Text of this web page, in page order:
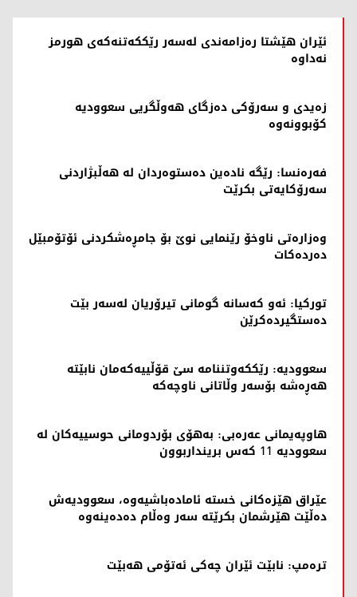
ئێران هێشتا رەزامەندی لەسەر رێککەتنەکەی هورمز
نەداوە
زەیدی و سەرۆکی دەزگای هەوڵگریی سعوودیە
کۆبوونەوە
فەرەنسا: رێگە نادەین دەستوەردان لە هەڵبژاردنی
سەرۆکایەتی بکرێت
وەزارەتی ناوخۆ رێنمایی نوێ بۆ جامڕەشکردنی ئۆتۆمبێل
دەردەکات
تورکیا: ئەو کەسانە گومانی تیرۆریان لەسەر بێت
دەستگیردەکرێن
سعوودیە: رێککەوتننامە سێ قۆڵییەکەمان نابێتە
هەڕەشە بۆسەر وڵاتانی ناوچەکە
هاوپەیمانی عەرەبی: بەهۆی بۆردومانی حوسییەکان لە
سعوودیە 11 کەس برینداربوون
عێراق هێزەکانی خستە ئامادەباشیەوە، سعوودیەش
دەڵێت هێرشمان بکرێتە سەر وەڵام دەدەینەوە
ترەمپ: نابێت ئێران چەکی ئەتۆمی هەبێت